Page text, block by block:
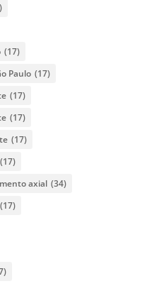
(17)
Paulo (17)
(17)
(17)
(17)
(17)
axial (34)
(17)